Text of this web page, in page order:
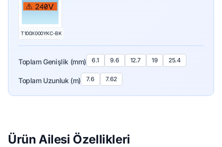
T100X000YKC-BK
Toplam Genişlik (mm) 6.1 9.6 12.7 19 25.4
Toplam Uzunluk (m) 7.6 7.62
Ürün Ailesi Özellikleri